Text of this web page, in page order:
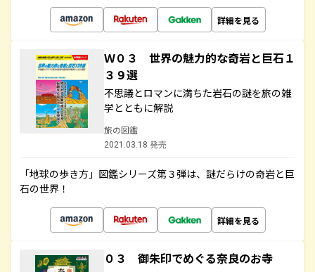
詳細を見る
Ｗ０３ 世界の魅力的な奇岩と巨石１
３９選
不思議とロマンに満ちた岩石の謎を旅の雑
学とともに解説
旅の図鑑
2021.03.18 発売
「地球の歩き方」図鑑シリーズ第３弾は、謎だらけの奇岩と巨
石の世界！
詳細を見る
０３ 御朱印でめぐる奈良のお寺